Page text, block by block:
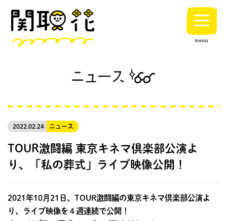
2022.02.24 ニュース
TOUR激闘編 東京キネマ倶楽部公演よ
り、「私の葬式」ライブ映像公開！
2021年10月21日、TOUR激闘編の東京キネマ倶楽部公演よ
り、ライブ映像を４週連続で公開！